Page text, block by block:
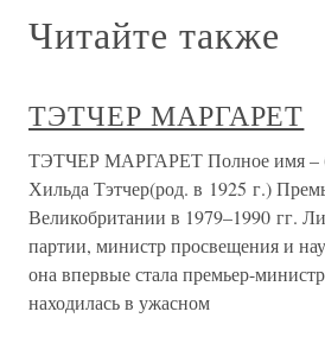
Читайте также
ТЭТЧЕР МАРГАРЕТ
ТЭТЧЕР МАРГАРЕТ Полное имя –
Хильда Тэтчер(род. в 1925 г.)
Великобритании в 1979–1990 гг.
партии, министр просвещения и
она впервые стала премьер-
находилась в ужасном